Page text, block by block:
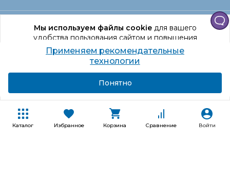
Каталог Избранное Корзина Сравнение Войти
Мы используем файлы cookieдля вашего
удобства пользования сайтом и повышения
качества рекомендаций.
Продолжая использование сайта, вы даете
согласие на обработку персональных данных
Офис Санкт‑Петербург
Оформление заказа
Покупателям
Применяем рекомендательные
технологии
Понятно